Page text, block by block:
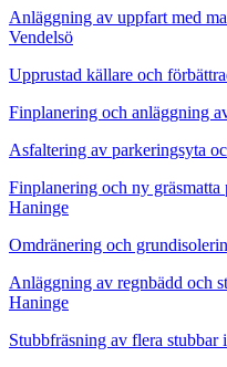
Anläggning av uppfart med
Vendelsö
Upprustad källare och
Finplanering och anläggning
Asfaltering av parkeringsyta
Finplanering och ny
Haninge
Omdränering och
Anläggning av regnbädd och
Haninge
Stubbfräsning av flera